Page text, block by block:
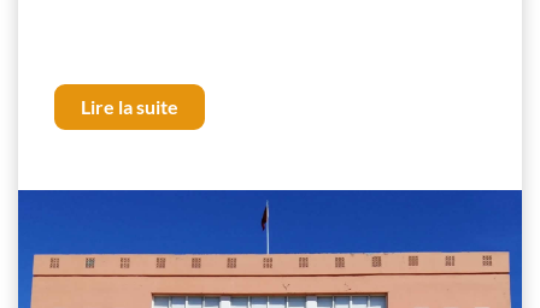
Lire la suite